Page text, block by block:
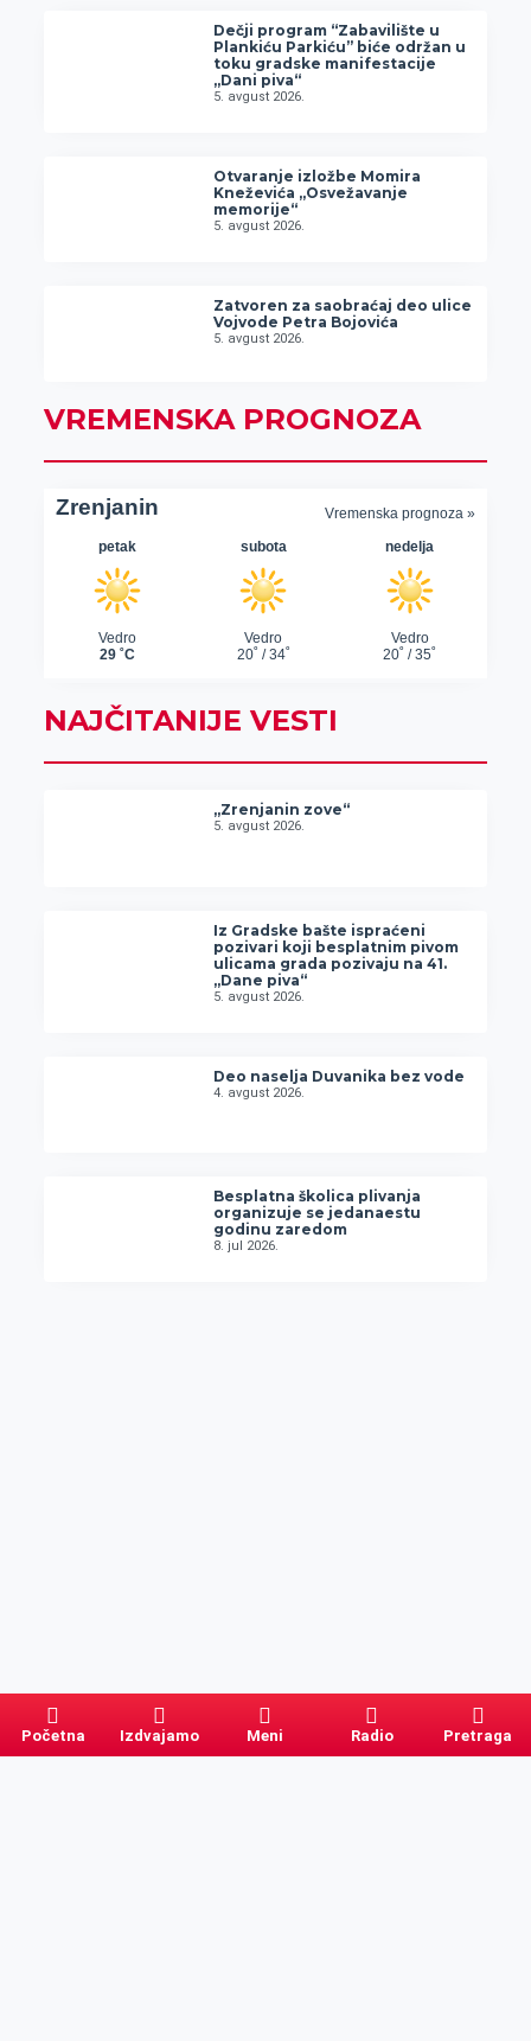
Dečji program “Zabavilište u
Plankiću Parkiću” biće održan u
toku gradske manifestacije
„Dani piva“
5. avgust 2026.
Otvaranje izložbe Momira
Kneževića „Osvežavanje
memorije“
5. avgust 2026.
Zatvoren za saobraćaj deo ulice
Vojvode Petra Bojovića
5. avgust 2026.
VREMENSKA PROGNOZA
NAJČITANIJE VESTI
„Zrenjanin zove“
5. avgust 2026.
Iz Gradske bašte ispraćeni
pozivari koji besplatnim pivom
ulicama grada pozivaju na 41.
„Dane piva“
5. avgust 2026.
Deo naselja Duvanika bez vode
4. avgust 2026.
Besplatna školica plivanja
organizuje se jedanaestu
godinu zaredom
8. jul 2026.
Početna Izdvajamo Meni Radio Pretraga